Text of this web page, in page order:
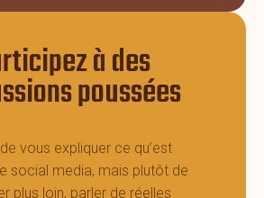
à des
poussées
vous expliquer ce qu’est
social media, mais plutôt de
plus loin, parler de réelles